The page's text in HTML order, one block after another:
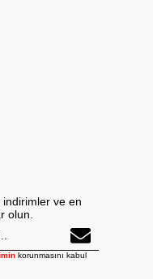
ve en
olun.
korunmasını kabul